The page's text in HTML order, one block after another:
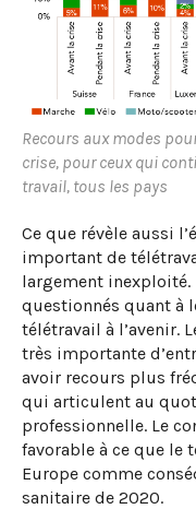
Recours aux modes
crise, pour ceux qui
travail, tous les pays
Ce que révèle aussi
important de
largement inexploité.
questionnés quant à
télétravail à l’avenir.
très importante
avoir recours plus
qui articulent au
professionnelle. Le
favorable à ce que le
Europe comme
sanitaire de 2020.